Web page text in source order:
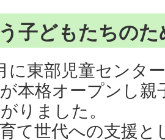
子どもたちのた
に東部児童センタ
本格オープンし
りました。
て世代への支援と